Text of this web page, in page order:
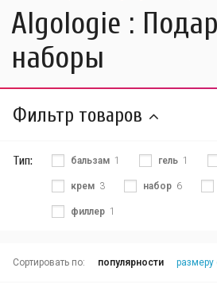
Algologie :
наборы
Фильтр товаров
Тип: бальзам 1 гель 1
крем 3 набор 6
филлер 1
Сортировать по: популярности размеру